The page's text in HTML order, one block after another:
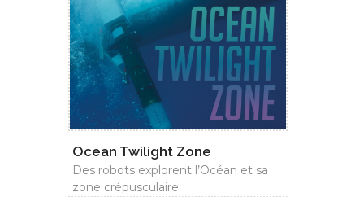
Ocean Twilight Zone
Des robots explorent l’Océan et sa
zone crépusculaire